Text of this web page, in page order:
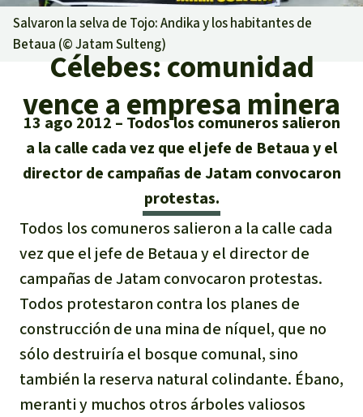
Informaciones
Informaciones
Suscribirme al boletín
Prensa
Banners Salva la Selva
Widget Salva la Selva
Agenda
Temas
Clima
Madera tropical
Biodiversidad
Selva tropical
Derechos de la Naturaleza
Bioenergía
Agua
Salva la Selva
Salva la Selva
Acerca de Salva la Selva
40 años Salva la Selva
En los Medios
FAQ
Transparencia
Contacto
Búsqueda
Español
Deutsch
English
Français
Italiano
Português
Urgen donaciones
Certificados de donación
Preguntas y Respuestas
Donar para un tema
Bienestar animal
Defensa de la selva
Defensoras y defensores de la
selva
Donar para una región
Sudeste de Asia
África
Latinoamérica
Salvaron la selva de Tojo: Andika y los habitantes de
Betaua (©Jatam Sulteng)
Célebes: comunidad
vence a empresa minera
13 ago 2012
Todos los comuneros salieron
a la calle cada vez que el jefe de Betaua y el
director de campañas de Jatam convocaron
protestas.
Todos los comuneros salieron a la calle cada
vez que el jefe de Betaua y el director de
campañas de Jatam convocaron protestas.
Todos protestaron contra los planes de
construcción de una mina de níquel, que no
sólo destruiría el bosque comunal, sino
también la reserva natural colindante. Ébano,
meranti y muchos otros árboles valiosos